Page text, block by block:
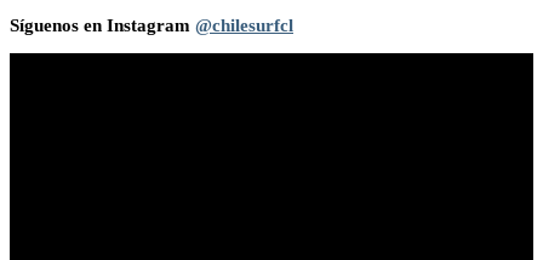
Síguenos en Instagram @chilesurfcl